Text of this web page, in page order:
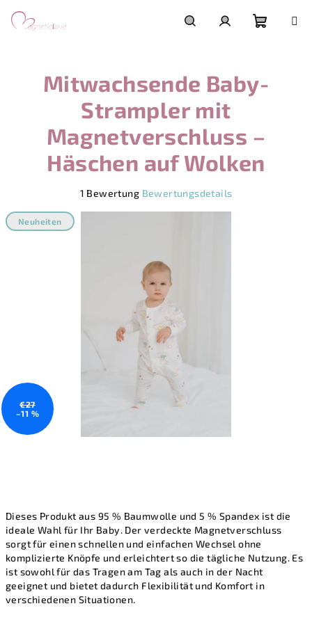
Inhalt
springen
Dieses Produkt aus 95 % Baumwolle und 5 % Spandex ist die
ideale Wahl für Ihr Baby. Der verdeckte Magnetverschluss
sorgt für einen schnellen und einfachen Wechsel ohne
komplizierte Knöpfe und erleichtert so die tägliche Nutzung. Es
ist sowohl für das Tragen am Tag als auch in der Nacht
geeignet und bietet dadurch Flexibilität und Komfort in
verschiedenen Situationen.
Mitwachsende Baby-
Strampler mit
Magnetverschluss –
Häschen auf Wolken
Produktbewertung
ist
1 Bewertung Bewertungsdetails
Neuheiten
€27
–11 %